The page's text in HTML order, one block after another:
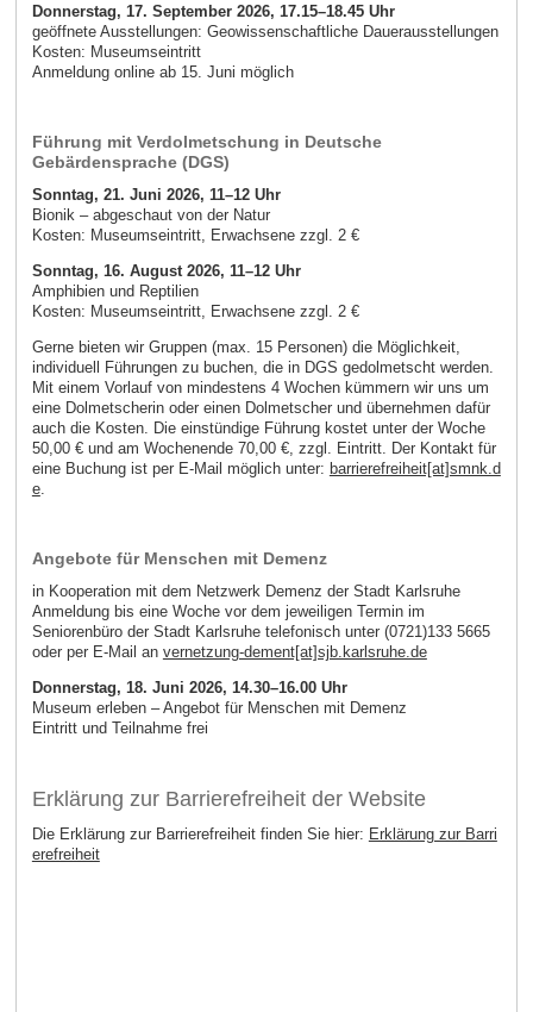
Donnerstag, 17. September 2026, 17.15–18.45 Uhr
geöffnete Ausstellungen: Geowissenschaftliche Dauerausstellungen
Kosten: Museumseintritt
Anmeldung online ab 15. Juni möglich
Führung mit Verdolmetschung in Deutsche
Gebärdensprache (DGS)
Sonntag, 21. Juni 2026, 11–12 Uhr
Bionik – abgeschaut von der Natur
Kosten: Museumseintritt, Erwachsene zzgl. 2 €
Sonntag, 16. August 2026, 11–12 Uhr
Amphibien und Reptilien
Kosten: Museumseintritt, Erwachsene zzgl. 2 €
Gerne bieten wir Gruppen (max. 15 Personen) die Möglichkeit,
individuell Führungen zu buchen, die in DGS gedolmetscht werden.
Mit einem Vorlauf von mindestens 4 Wochen kümmern wir uns um
eine Dolmetscherin oder einen Dolmetscher und übernehmen dafür
auch die Kosten. Die einstündige Führung kostet unter der Woche
50,00 € und am Wochenende 70,00 €, zzgl. Eintritt. Der Kontakt für
eine Buchung ist per E-Mail möglich unter: barrierefreiheit[at]smnk.d
e.
Angebote für Menschen mit Demenz
in Kooperation mit dem Netzwerk Demenz der Stadt Karlsruhe
Anmeldung bis eine Woche vor dem jeweiligen Termin im
Seniorenbüro der Stadt Karlsruhe telefonisch unter (0721)133 5665
oder per E-Mail an vernetzung-dement[at]sjb.karlsruhe.de
Donnerstag, 18. Juni 2026, 14.30–16.00 Uhr
Museum erleben – Angebot für Menschen mit Demenz
Eintritt und Teilnahme frei
Erklärung zur Barrierefreiheit der Website
Die Erklärung zur Barrierefreiheit finden Sie hier: Erklärung zur Barri
erefreiheit